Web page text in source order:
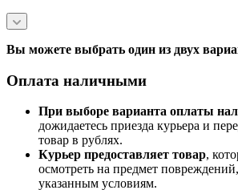
Вы можете выбрать один из двух
Оплата наличными
При выборе варианта оплаты
дожидаетесь приезда курьера и
товар в рублях.
Курьер предоставляет товар,
осмотреть на предмет
указанным условиям.